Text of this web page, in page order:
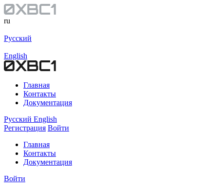
ru
Русский
English
Главная
Контакты
Документация
Русский English
Регистрация Войти
Главная
Контакты
Документация
Войти